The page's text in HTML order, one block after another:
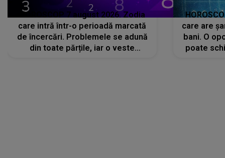
HOROSCOP 7 august 2026. Zodia
care intră într-o perioadă marcată
de încercări. Problemele se adună
din toate părțile, iar o veste
care are
bani. O
poate